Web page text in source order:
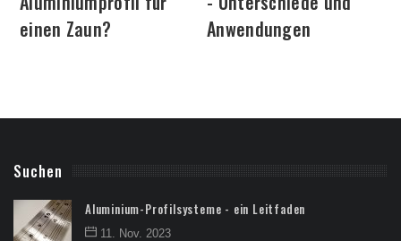
einen Zaun?
Anwendungen
Suchen
Aluminium-Profilsysteme - ein Leitfaden
11. Nov. 2023